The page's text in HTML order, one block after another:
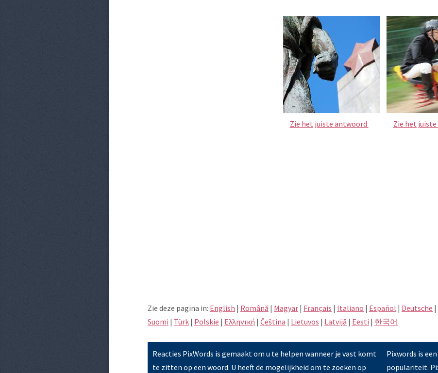
Zie het juiste antwoord Zie het
Zie deze pagina in: English | Română | Magyar | Français | Italiano | Español | Deutsche |
Suomi | Türk | Polskie | Eλληνική | Čeština | Lietuvos | Latvijā | Eesti | 한국어
Reacties PixWords is gemaakt om u te helpen wanneer je vast komt
te zitten op een woord. U heeft de mogelijkheid om te zoeken op
Pixwords is
populariteit.